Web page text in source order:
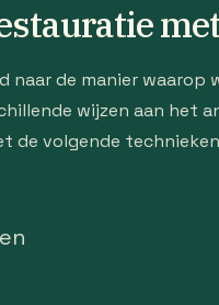
naar de manier waarop
wijzen aan het
de volgende